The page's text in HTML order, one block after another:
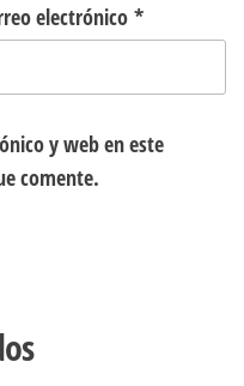
electrónico *
y web en este
comente.